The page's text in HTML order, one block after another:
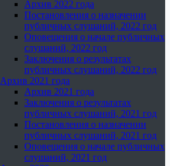
Архив 2022 года
Постановления о назначении
публичных слушаний, 2022 год
Оповещения о начале публичных
слушаний, 2022 год
Заключения о результатах
публичных слушаний, 2022 год
Архив 2021 года
Архив 2021 года
Заключения о результатах
публичных слушаний, 2021 год
Постановления о назначении
публичных слушаний, 2021 год
Оповещения о начале публичных
слушаний, 2021 год